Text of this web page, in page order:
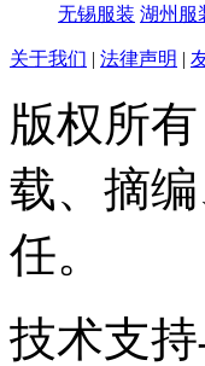
无锡服装 湖州服
关于我们 | 法律声明 |
版权所
载、摘
任。
技术支